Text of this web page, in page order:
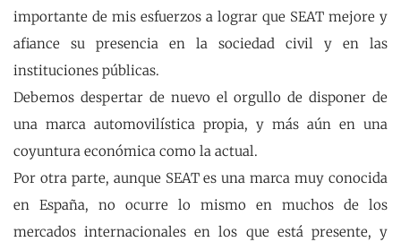
importante de mis esfuerzos a lograr que SEAT mejore y
afiance su presencia en la sociedad civil y en las
instituciones públicas.
Debemos despertar de nuevo el orgullo de disponer de
una marca automovilística propia, y más aún en una
coyuntura económica como la actual.
Por otra parte, aunque SEAT es una marca muy conocida
en España, no ocurre lo mismo en muchos de los
mercados internacionales en los que está presente, y